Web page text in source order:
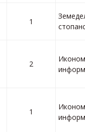
1
2
1